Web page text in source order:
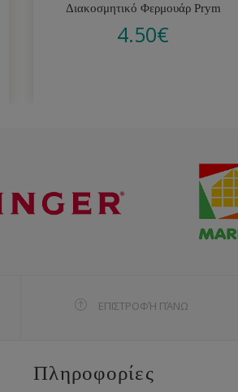
Διακοσμητικό Φερμουάρ Prym
4.50€
ΕΠΙΣΤΡΟΦΉ ΠΆΝΩ
Πληροφορίες